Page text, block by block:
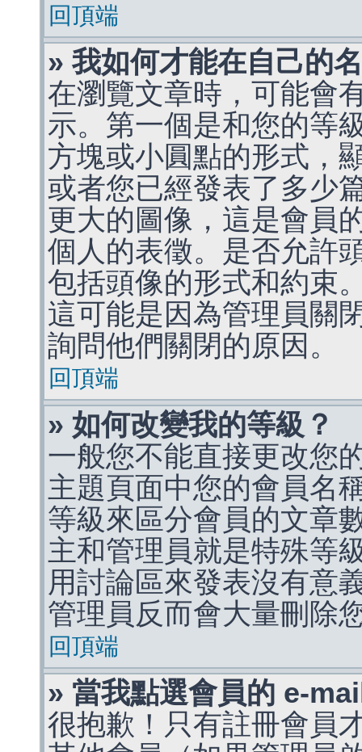
回頂端
» 我如何才能在自己的
在瀏覽文章時，可能會
示。第一個是和您的等
方塊或小圓點的形式，
或者您已經發表了多少
更大的圖像，這是會員
個人的表徵。是否允許
包括頭像的形式和約束
這可能是因為管理員關
詢問他們關閉的原因。
回頂端
» 如何改變我的等級？
一般您不能直接更改您
主題頁面中您的會員名
等級來區分會員的文章
主和管理員就是特殊等
用討論區來發表沒有意
管理員反而會大量刪除
回頂端
» 當我點選會員的 e-
很抱歉！只有註冊會員